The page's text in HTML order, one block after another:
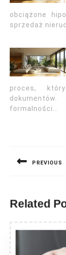
obciążone
sprzedaż
proces,
formalności…
PREVIOUS
Related